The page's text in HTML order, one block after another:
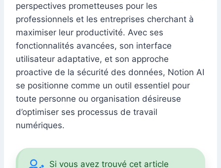
perspectives prometteuses pour les
professionnels et les entreprises cherchant à
maximiser leur productivité. Avec ses
fonctionnalités avancées, son interface
utilisateur adaptative, et son approche
proactive de la sécurité des données, Notion AI
se positionne comme un outil essentiel pour
toute personne ou organisation désireuse
d’optimiser ses processus de travail
numériques.
Si vous avez trouvé cet article